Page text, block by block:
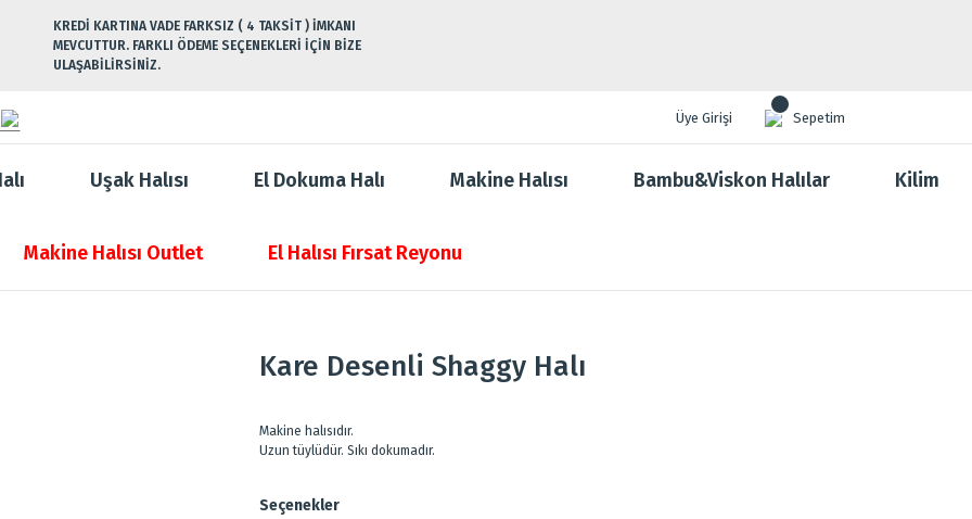
KREDİ KARTINA VADE FARKSIZ ( 4 TAKSİT ) İMKANI
MEVCUTTUR. FARKLI ÖDEME SEÇENEKLERİ İÇİN BİZE
ULAŞABİLİRSİNİZ.
Üye Girişi Sepetim
Uşak Halısı El Dokuma Halı Makine Halısı Bambu&Viskon Halılar Kilim
Makine Halısı Outlet El Halısı Fırsat Reyonu
Kare Desenli Shaggy Halı
Makine halısıdır.
Uzun tüylüdür. Sıkı dokumadır.
Seçenekler